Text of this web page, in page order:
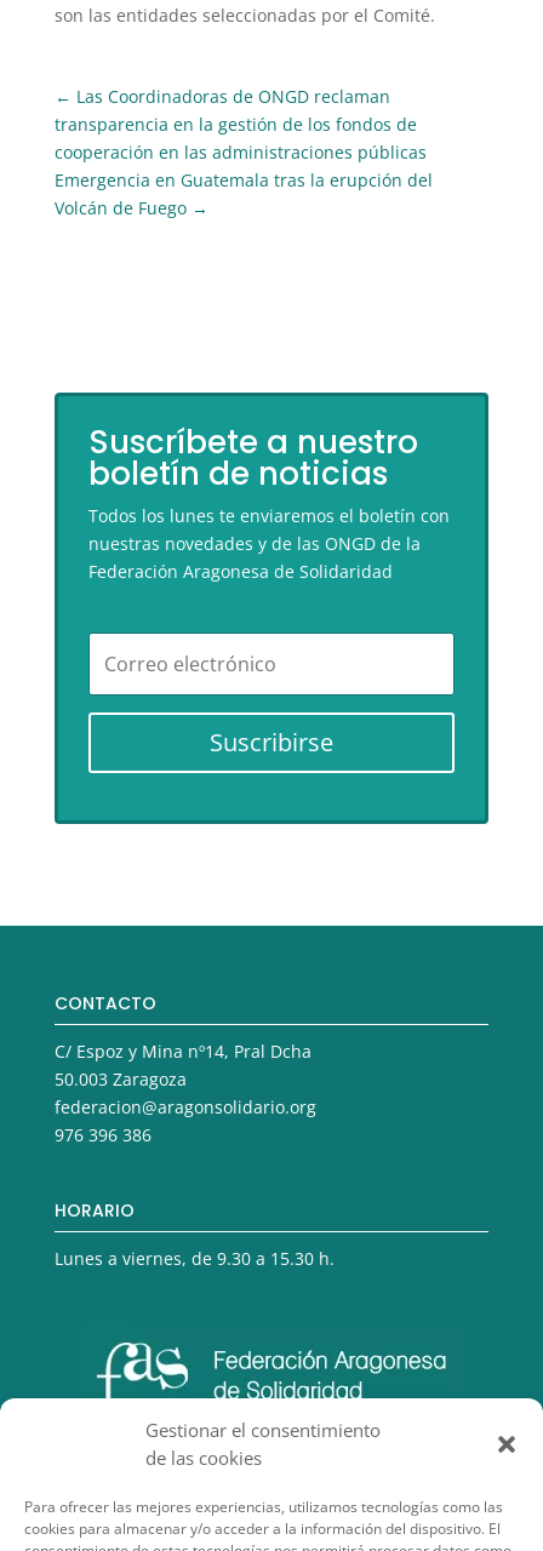
Gestionar el consentimiento
de las cookies
Para ofrecer las mejores experiencias, utilizamos tecnologías como las
cookies para almacenar y/o acceder a la información del dispositivo. El
son las entidades seleccionadas por el Comité.
← Las Coordinadoras de ONGD reclaman
transparencia en la gestión de los fondos de
cooperación en las administraciones públicas
Emergencia en Guatemala tras la erupción del
Volcán de Fuego→
Suscríbete a nuestro
boletín de noticias
Todos los lunes te enviaremos el boletín con
nuestras novedades y de las ONGD de la
Federación Aragonesa de Solidaridad
Suscribirse
CONTACTO
C/ Espoz y Mina nº14, Pral Dcha
50.003 Zaragoza
federacion@aragonsolidario.org
976 396 386
HORARIO
Lunes a viernes, de 9.30 a 15.30 h.